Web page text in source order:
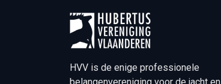
HVV is de enige professionele